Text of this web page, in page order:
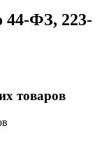
44-ФЗ, 223-
товаров